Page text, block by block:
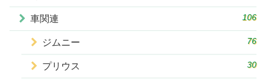
車関連 106
ジムニー 76
プリウス 30